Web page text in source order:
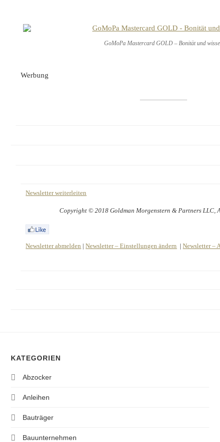
GoMoPa Mastercard GOLD – Bonität und
Werbung
Newsletter weiterleiten
Copyright © 2018 Goldman Morgenstern & Partners LLC,
Newsletter abmelden |Newsletter – Einstellungen ändern |Newsletter –
KATEGORIEN
Abzocker
Anleihen
Bauträger
Bauunternehmen